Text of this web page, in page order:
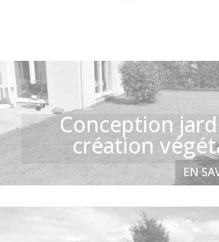
Conception
création
EN